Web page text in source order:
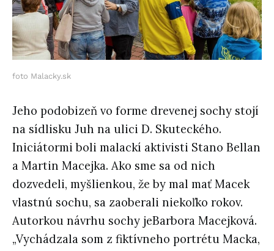
foto Malacky.sk
Jeho podobizeň vo forme drevenej sochy stojí
na sídlisku Juh na ulici D. Skuteckého.
Iniciátormi boli malackí aktivisti Stano Bellan
a Martin Macejka. Ako sme sa od nich
dozvedeli, myšlienkou, že by mal mať Macek
vlastnú sochu, sa zaoberali niekoľko rokov.
Autorkou návrhu sochy jeBarbora Macejková.
„Vychádzala som z fiktívneho portrétu Macka,